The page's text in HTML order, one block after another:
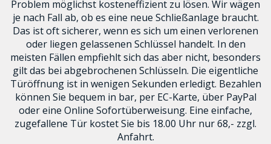
Problem möglichst kosteneffizient zu lösen. Wir wägen
je nach Fall ab, ob es eine neue Schließanlage braucht.
Das ist oft sicherer, wenn es sich um einen verlorenen
oder liegen gelassenen Schlüssel handelt. In den
meisten Fällen empfiehlt sich das aber nicht, besonders
gilt das bei abgebrochenen Schlüsseln. Die eigentliche
Türöffnung ist in wenigen Sekunden erledigt. Bezahlen
können Sie bequem in bar, per EC-Karte, über PayPal
oder eine Online Sofortüberweisung. Eine einfache,
zugefallene Tür kostet Sie bis 18.00 Uhr nur 68,- zzgl.
Anfahrt.